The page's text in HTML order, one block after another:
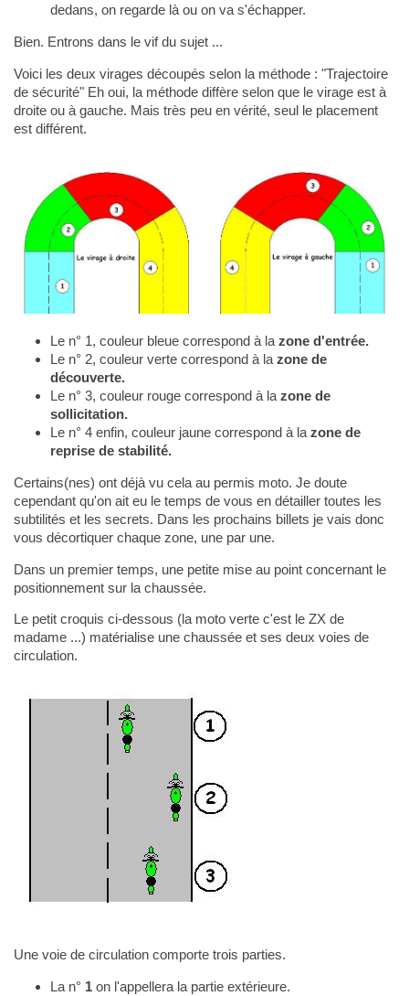
dedans, on regarde là ou on va s'échapper.
Bien. Entrons dans le vif du sujet ...
Voici les deux virages découpés selon la méthode : "Trajectoire
de sécurité" Eh oui, la méthode diffère selon que le virage est à
droite ou à gauche. Mais très peu en vérité, seul le placement
est différent.
Le n° 1, couleur bleue correspond à la zone d'entrée.
Le n° 2, couleur verte correspond à la zone de
découverte.
Le n° 3, couleur rouge correspond à la zone de
sollicitation.
Le n° 4 enfin, couleur jaune correspond à la zone de
reprise de stabilité.
Certains(nes) ont déjà vu cela au permis moto. Je doute
cependant qu'on ait eu le temps de vous en détailler toutes les
subtilités et les secrets. Dans les prochains billets je vais donc
vous décortiquer chaque zone, une par une.
Dans un premier temps, une petite mise au point concernant le
positionnement sur la chaussée.
Le petit croquis ci-dessous (la moto verte c'est le ZX de
madame ...) matérialise une chaussée et ses deux voies de
circulation.
Une voie de circulation comporte trois parties.
La n° 1on l'appellera la partie extérieure.